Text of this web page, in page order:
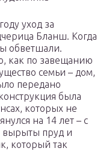
уход за
Бланш. Когда
обветшали.
как по завещанию
семьи – дом,
передано
была
которых не
на 14 лет – с
вырыты пруд и
который так